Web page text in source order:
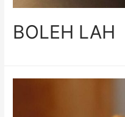
BOLEH LAH